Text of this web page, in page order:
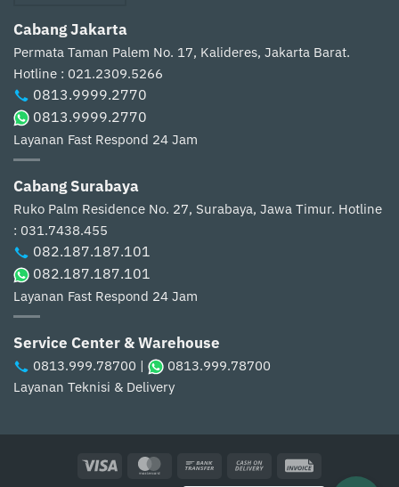
Cabang Jakarta
Permata Taman Palem No. 17, Kalideres, Jakarta Barat.
Hotline : 021.2309.5266
0813.9999.2770
0813.9999.2770
Layanan Fast Respond 24 Jam
Cabang Surabaya
Ruko Palm Residence No. 27, Surabaya, Jawa Timur. Hotline
: 031.7438.455
082.187.187.101
082.187.187.101
Layanan Fast Respond 24 Jam
Service Center & Warehouse
0813.999.78700 | 0813.999.78700
Layanan Teknisi & Delivery
Visa MasterCardBank
Transfer
Cash
On